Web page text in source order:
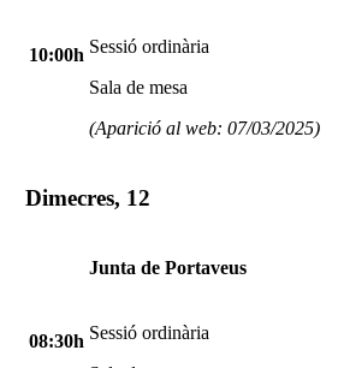
10:00h Sessió ordinària
Sala de mesa
(Aparició al web: 07/03/2025)
Dimecres, 12
08:30h
Junta de Portaveus
Sessió ordinària